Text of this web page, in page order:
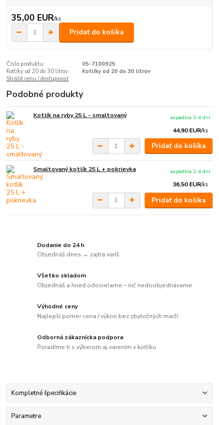
35,00 EUR/ks
Pridať do košíka
Číslo produktu:
05-7100925
Kotlíky od 20 do 30 litrov:
Kotlíky od 20 do 30 litrov
Strážiť cenu / dostupnosť
Podobné produkty
Kotlík na ryby 25 L - smaltovaný
44,90 EUR/ks
expedícia 2-4 dní
Pridať do košíka
Smaltovaný kotlík 25 L + pokrievka
36,50 EUR/ks
expedícia 2-4 dní
Pridať do košíka
Dodanie do 24 h
Objednáš dnes → zajtra varíš
Všetko skladom
Objednáš a hneď odosielame – nič nedoobjednávame
Výhodné ceny
Najlepší pomer cena / výkon bez zbytočných marží
Odborná zákaznícka podpora
Poradíme ti s výberom aj varením v kotlíku
Kompletné špecifikácie
Parametre